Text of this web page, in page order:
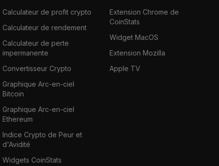
Calculateur de profit crypto
Calculateur de rendement
Calculateur de perte
impermanente
Convertisseur Crypto
Graphique Arc-en-ciel
Bitcoin
Graphique Arc-en-ciel
Ethereum
Indice Crypto de Peur et
d'Avidité
Widgets CoinStats
Extension Chrome de
CoinStats
Widget MacOS
Extension Mozilla
Apple TV